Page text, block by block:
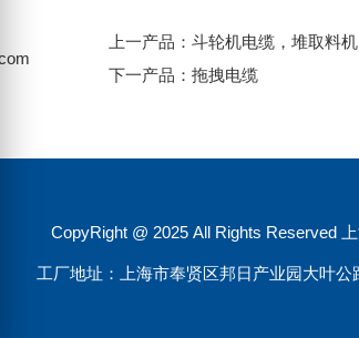
上一产品： 斗轮机电缆，堆取料
下一产品： 拖拽电缆
CopyRight @ 2025 All Rights Reserved
工厂地址：上海市奉贤区邦日产业园大叶公